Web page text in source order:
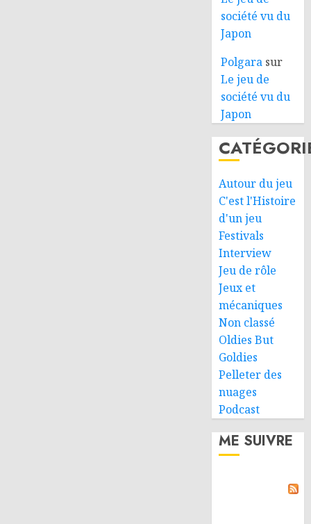
société vu du
Japon
Polgara sur
Le jeu de
société vu du
Japon
Autour du jeu
C'est l'Histoire
d'un jeu
Festivals
Interview
Jeu de rôle
Jeux et
mécaniques
Non classé
Oldies But
Goldies
Pelleter des
nuages
Podcast
ME SUIVRE